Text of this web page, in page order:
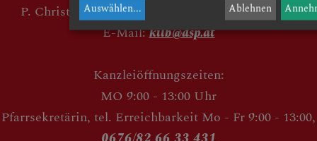
P. Christian Gimbel OSB :
+43 664 80 181 215
E-Mail:kilb@dsp.at
Kanzleiöffnungszeiten:
MO 9:00 - 13:00 Uhr
Pfarrsekretärin, tel. Erreichbarkeit Mo - Fr 9:00 - 13:00,
Auswählen... Ablehnen